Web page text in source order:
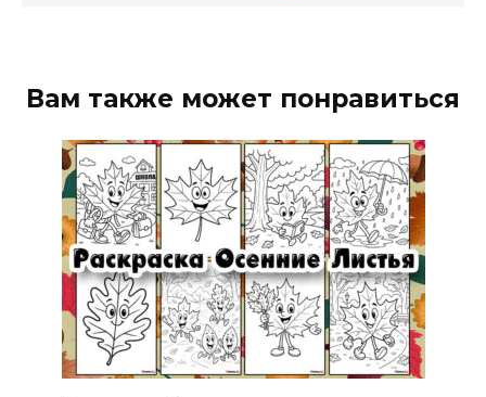
Вам также может понравиться